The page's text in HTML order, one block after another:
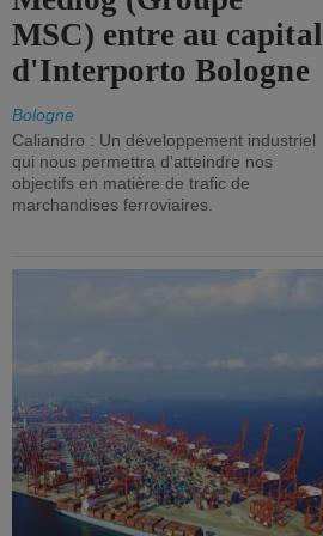
MSC) entre au capital
d'Interporto Bologne
Bologne
Caliandro : Un développement industriel
qui nous permettra d'atteindre nos
objectifs en matière de trafic de
marchandises ferroviaires.